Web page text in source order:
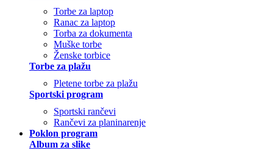
Torbe za laptop
Ranac za laptop
Torba za dokumenta
Muške torbe
Ženske torbice
Torbe za plažu
Pletene torbe za plažu
Sportski program
Sportski rančevi
Rančevi za planinarenje
Poklon program
Album za slike